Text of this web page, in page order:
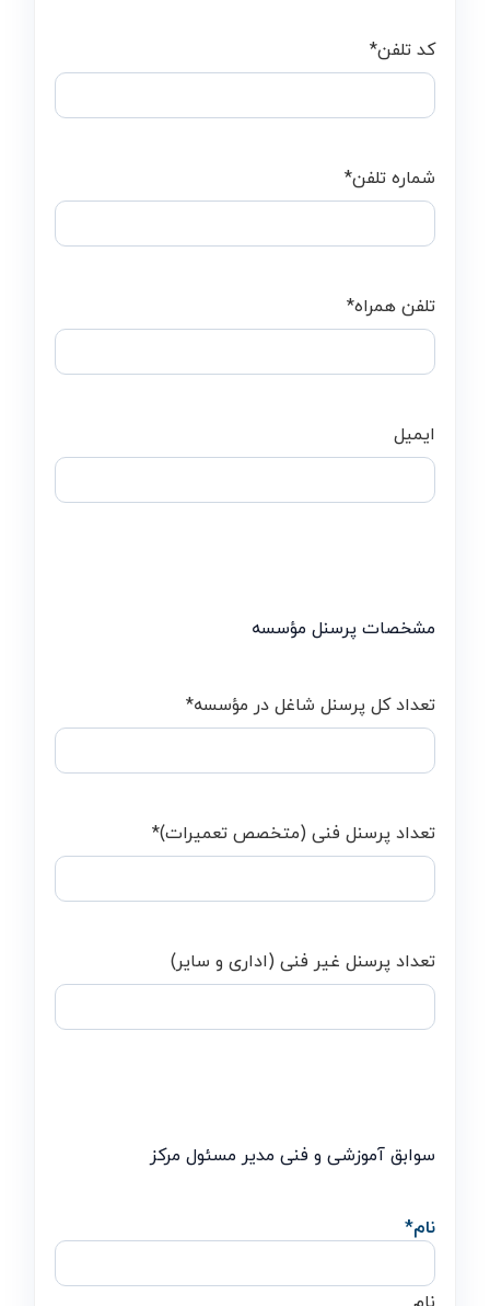
کد تلفن*
شماره تلفن*
تلفن همراه*
ایمیل
مشخصات پرسنل مؤسسه
تعداد کل پرسنل شاغل در مؤسسه*
تعداد پرسنل فنی (متخصص تعمیرات)*
تعداد پرسنل غیر فنی (اداری و سایر)
سوابق آموزشی و فنی مدیر مسئول مرکز
نام*